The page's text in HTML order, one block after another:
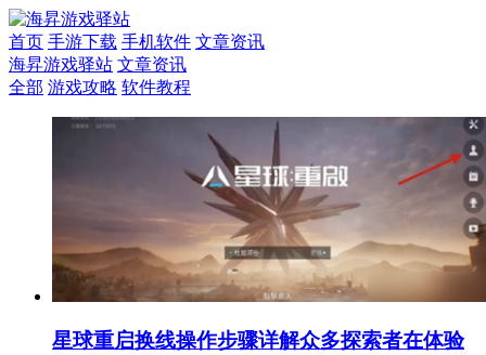
首页 手游下载 手机软件 文章资讯
海昇游戏驿站 文章资讯
全部 游戏攻略 软件教程
星球重启换线操作步骤详解众多探索者在体验